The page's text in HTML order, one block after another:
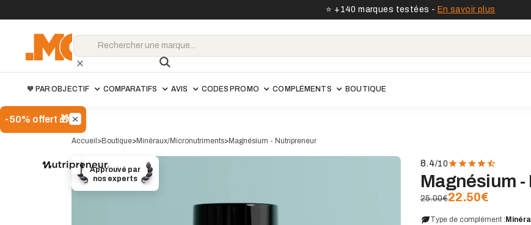
⭐️ +140 marques testées - En savoir plus
🧡 PAR OBJECTIF COMPARATIFS AVIS CODES PROMO COMPLÉMENTS BOUTIQUE
Nutripreneur
25.00€ 22.50€
Code promo
-50% offert 🎁
Accueil>Boutique>Minéraux/Micronutriments>Magnésium - Nutripreneur
Approuvé par
nos experts
8.4/10
Magnésium
25.00€22.50€
Type de complément :